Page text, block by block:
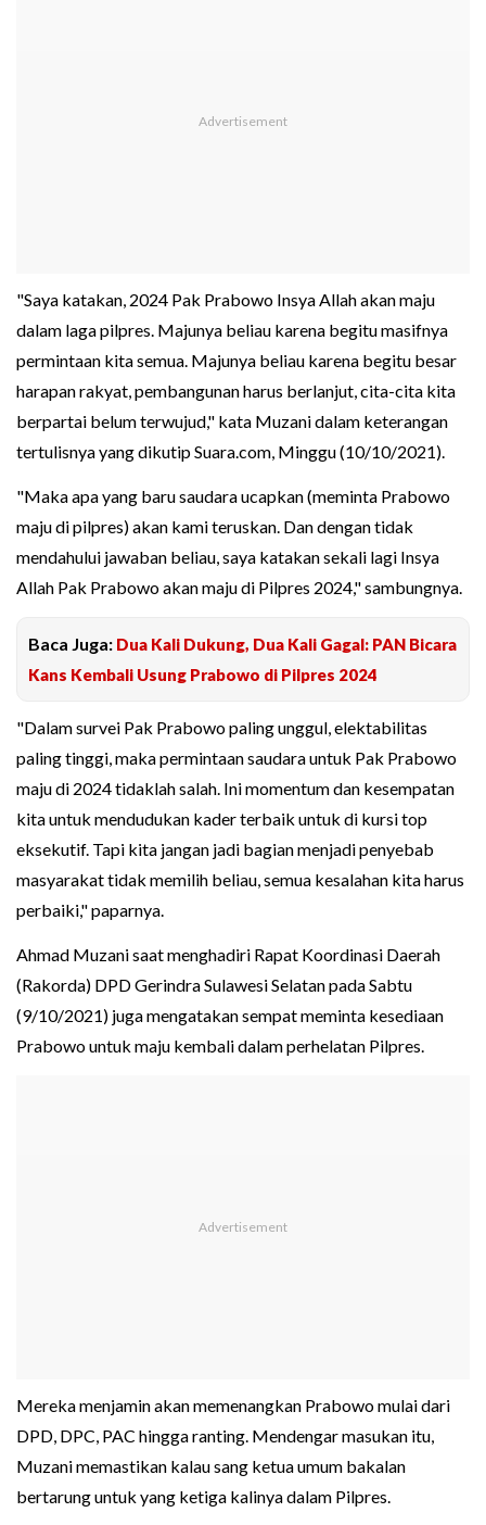
"Saya katakan, 2024 Pak Prabowo Insya Allah akan maju
dalam laga pilpres. Majunya beliau karena begitu masifnya
permintaan kita semua. Majunya beliau karena begitu besar
harapan rakyat, pembangunan harus berlanjut, cita-cita kita
berpartai belum terwujud," kata Muzani dalam keterangan
tertulisnya yang dikutip Suara.com, Minggu (10/10/2021).
"Maka apa yang baru saudara ucapkan (meminta Prabowo
maju di pilpres) akan kami teruskan. Dan dengan tidak
mendahului jawaban beliau, saya katakan sekali lagi Insya
Allah Pak Prabowo akan maju di Pilpres 2024," sambungnya.
Baca Juga: Dua Kali Dukung, Dua Kali Gagal: PAN Bicara
Kans Kembali Usung Prabowo di Pilpres 2024
"Dalam survei Pak Prabowo paling unggul, elektabilitas
paling tinggi, maka permintaan saudara untuk Pak Prabowo
maju di 2024 tidaklah salah. Ini momentum dan kesempatan
kita untuk mendudukan kader terbaik untuk di kursi top
eksekutif. Tapi kita jangan jadi bagian menjadi penyebab
masyarakat tidak memilih beliau, semua kesalahan kita harus
perbaiki," paparnya.
Ahmad Muzani saat menghadiri Rapat Koordinasi Daerah
(Rakorda) DPD Gerindra Sulawesi Selatan pada Sabtu
(9/10/2021) juga mengatakan sempat meminta kesediaan
Prabowo untuk maju kembali dalam perhelatan Pilpres.
Mereka menjamin akan memenangkan Prabowo mulai dari
DPD, DPC, PAC hingga ranting. Mendengar masukan itu,
Muzani memastikan kalau sang ketua umum bakalan
bertarung untuk yang ketiga kalinya dalam Pilpres.